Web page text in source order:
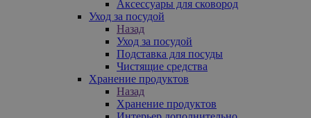
Аксессуары для сковород
Уход за посудой
Назад
Уход за посудой
Подставка для посуды
Чистящие средства
Хранение продуктов
Назад
Хранение продуктов